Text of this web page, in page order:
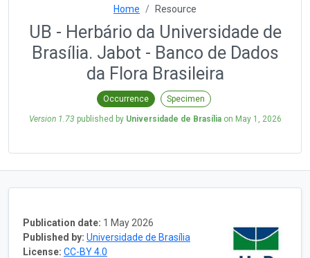
Home Resource
UB - Herbário da Universidade de
Brasília. Jabot - Banco de Dados
da Flora Brasileira
Occurrence Specimen
Version 1.73 published by Universidade de Brasíliaon May 1, 2026
Publication date: 1 May 2026
Published by: Universidade de Brasília
License: CC-BY 4.0